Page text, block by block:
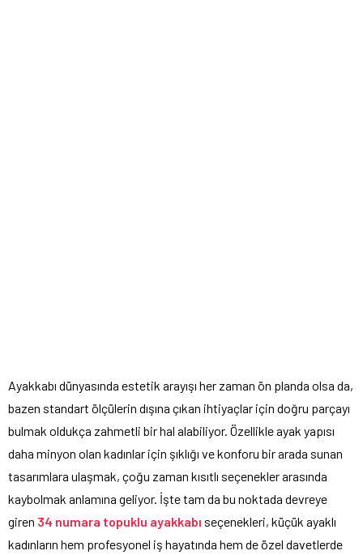
Ayakkabı dünyasında estetik arayışı her zaman ön planda olsa da,
bazen standart ölçülerin dışına çıkan ihtiyaçlar için doğru parçayı
bulmak oldukça zahmetli bir hal alabiliyor. Özellikle ayak yapısı
daha minyon olan kadınlar için şıklığı ve konforu bir arada sunan
tasarımlara ulaşmak, çoğu zaman kısıtlı seçenekler arasında
kaybolmak anlamına geliyor. İşte tam da bu noktada devreye
giren 34 numara topuklu ayakkabı seçenekleri, küçük ayaklı
kadınların hem profesyonel iş hayatında hem de özel davetlerde